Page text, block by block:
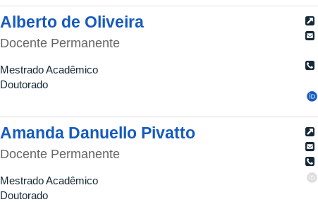
Alberto de Oliveira
Docente Permanente
Mestrado Acadêmico
Doutorado
Amanda Danuello Pivatto
Docente Permanente
Mestrado Acadêmico
Doutorado